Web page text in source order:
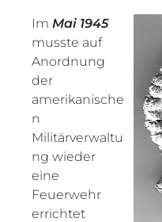
Im Mai 1945
musste auf
Anordnung
der
amerikanische
n
Militärverwaltu
ng wieder
eine
Feuerwehr
errichtet